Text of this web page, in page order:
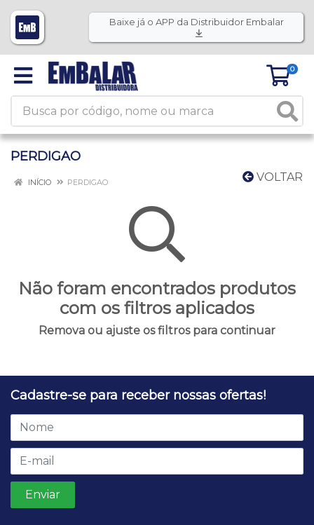
Baixe já o APP da Distribuidor Embalar
0
PERDIGAO
VOLTAR
INÍCIO PERDIGAO
Não foram encontrados produtos
com os filtros aplicados
Remova ou ajuste os filtros para continuar
Cadastre-se para receber nossas ofertas!